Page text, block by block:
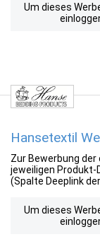
Um dieses
Hansetextil
Zur Bewerbung
jeweiligen Produkt-
(Spalte Deeplink der
Um dieses